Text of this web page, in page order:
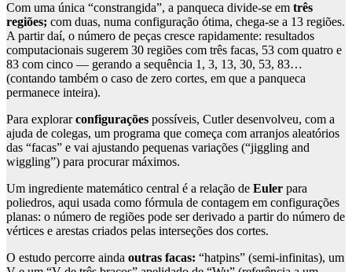
Com uma única “constrangida”, a panqueca divide-se em três
regiões; com duas, numa configuração ótima, chega-se a 13 regiões.
A partir daí, o número de peças cresce rapidamente: resultados
computacionais sugerem 30 regiões com três facas, 53 com quatro e
83 com cinco — gerando a sequência 1, 3, 13, 30, 53, 83…
(contando também o caso de zero cortes, em que a panqueca
permanece inteira).
Para explorarconfigurações possíveis, Cutler desenvolveu, com a
ajuda de colegas, um programa que começa com arranjos aleatórios
das “facas” e vai ajustando pequenas variações (“jiggling and
wiggling”) para procurar máximos.
Um ingrediente matemático central é a relação de Euler para
poliedros, aqui usada como fórmula de contagem em configurações
planas: o número de regiões pode ser derivado a partir do número de
vértices e arestas criados pelas interseções dos cortes.
O estudo percorre ainda outras facas: “hatpins” (semi-infinitas), um